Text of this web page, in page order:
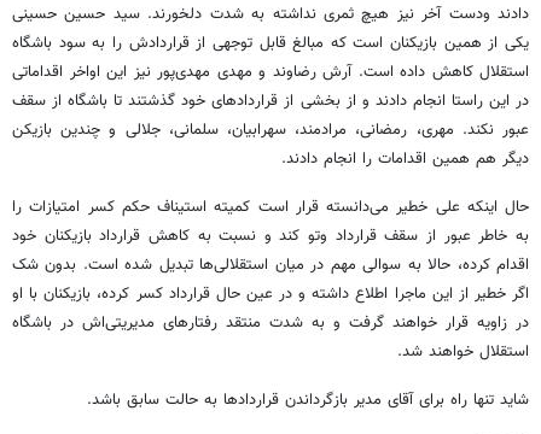
دادند ودست آخر نیز هیچ ثمری نداشته به شدت دلخورند. سید حسین حسینی
یکی از همین بازیکنان است که مبالغ قابل توجهی از قراردادش را به سود باشگاه
استقلال کاهش داده است. آرش رضاوند و مهدی مهدی‌پور نیز این اواخر اقداماتی
در این راستا انجام دادند و از بخشی از قراردادهای خود گذشتند تا باشگاه از سقف
عبور نکند. مهری، رمضانی، مرادمند، سهرابیان، سلمانی، جلالی و چندین بازیکن
دیگر هم همین اقدامات را انجام دادند.
حال اینکه علی خطیر می‌دانسته قرار است کمیته استیناف حکم کسر امتیازات را
به خاطر عبور از سقف قرارداد وتو کند و نسبت به کاهش قرارداد بازیکنان خود
اقدام کرده، حالا به سوالی مهم در میان استقلالی‌ها تبدیل شده است. بدون شک
اگر خطیر از این ماجرا اطلاع داشته و در عین حال قرارداد کسر کرده، بازیکنان با او
در زاویه قرار خواهند گرفت و به شدت منتقد رفتارهای مدیریتی‌اش در باشگاه
استقلال خواهند شد.
شاید تنها راه برای آقای مدیر بازگرداندن قراردادها به حالت سابق باشد.